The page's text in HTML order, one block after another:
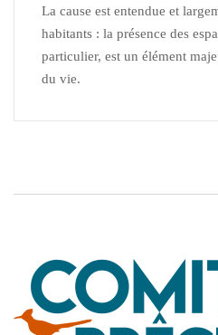
La cause est entendue et
habitants : la présence des
particulier, est un élément
du vie.